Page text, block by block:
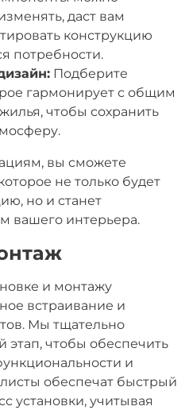
даст вам
конструкцию
потребности.
Подберите
гармонирует с общим
чтобы сохранить
вы сможете
не только будет
но и станет
вашего интерьера.
и монтажу
встраивание и
Мы тщательно
чтобы обеспечить
и
обеспечат быстрый
установки, учитывая